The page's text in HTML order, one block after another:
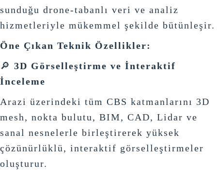
sunduğu drone-tabanlı veri ve analiz
hizmetleriyle mükemmel şekilde bütünleşir.
Öne Çıkan Teknik Özellikler:
🔎 3D Görselleştirme ve İnteraktif
İnceleme
Arazi üzerindeki tüm CBS katmanlarını 3D
mesh, nokta bulutu, BIM, CAD, Lidar ve
sanal nesnelerle birleştirerek yüksek
çözünürlüklü, interaktif görselleştirmeler
oluşturur.